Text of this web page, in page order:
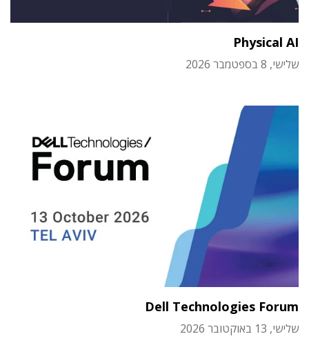
Physical AI
שלישי, 8 בספטמבר 2026
Dell Technologies Forum
שלישי, 13 באוקטובר 2026